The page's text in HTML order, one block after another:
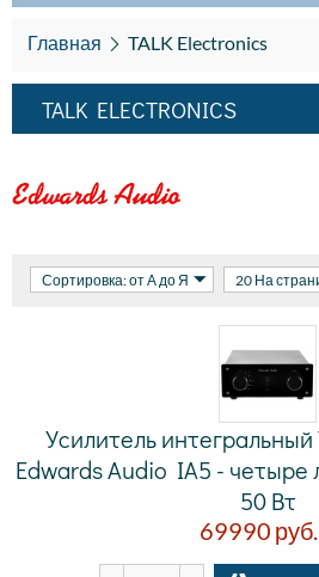
Главная TALK Electronics
TALK ELECTRONICS
Сортировка: от А до Я 20 На
Усилитель
Edwards Audio IA5 - четыре
50 Вт
69990 руб.